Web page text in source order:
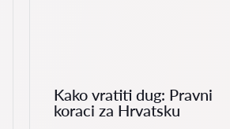
Kako vratiti dug: Pravni
koraci za Hrvatsku